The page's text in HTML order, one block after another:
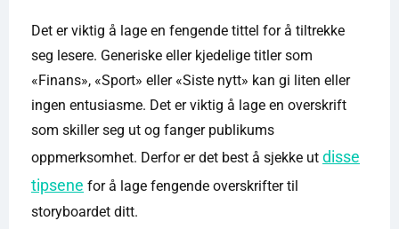
Det er viktig å lage en fengende tittel for å tiltrekke
seg lesere. Generiske eller kjedelige titler som
«Finans», «Sport» eller «Siste nytt» kan gi liten eller
ingen entusiasme. Det er viktig å lage en overskrift
som skiller seg ut og fanger publikums
oppmerksomhet. Derfor er det best å sjekke ut disse
tipsene for å lage fengende overskrifter til
storyboardet ditt.